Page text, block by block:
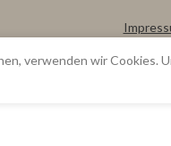
verwenden wir